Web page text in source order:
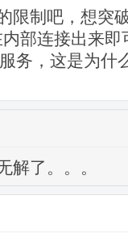
限制吧，想突
部连接出来
务，这是为什
了。。。